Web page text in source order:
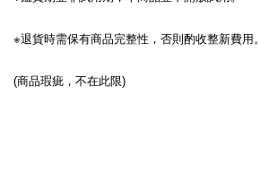
※退貨時需保有商品完整性，否則酌收整新費用。
(商品瑕疵，不在此限)